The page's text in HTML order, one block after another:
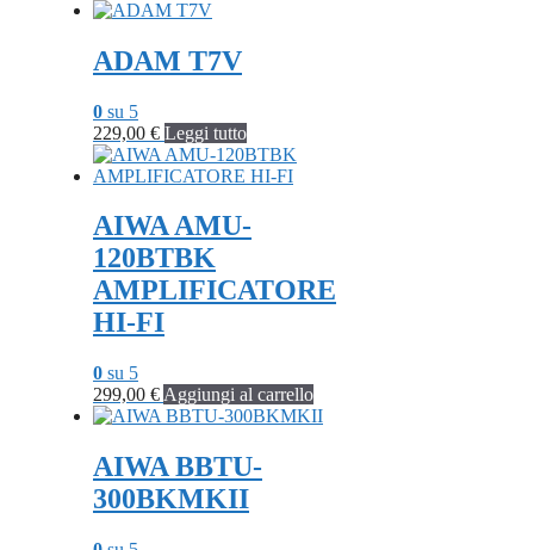
ADAM T7V
0 su 5
229,00 € Leggi tutto
AIWA AMU-
120BTBK
AMPLIFICATORE
HI-FI
0 su 5
299,00 € Aggiungi al carrello
AIWA BBTU-
300BKMKII